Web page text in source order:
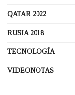
QATAR 2022
RUSIA 2018
TECNOLOGÍA
VIDEONOTAS